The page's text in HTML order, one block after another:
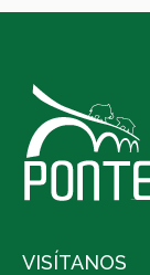
VISÍTANOS